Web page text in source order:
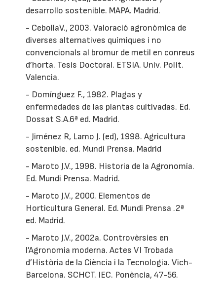
desarrollo sostenible. MAPA. Madrid.
- CebollaV., 2003. Valoració agronòmica de
diverses alternatives químiques i no
convencionals al bromur de metil en conreus
d’horta. Tesis Doctoral. ETSIA. Univ. Polit.
Valencia.
- Domínguez F., 1982. Plagas y
enfermedades de las plantas cultivadas. Ed.
Dossat S.A.6ª ed. Madrid.
- Jiménez R, Lamo J. (ed), 1998. Agricultura
sostenible. ed. Mundi Prensa. Madrid
- Maroto J.V., 1998. Historia de la Agronomía.
Ed. Mundi Prensa. Madrid.
- Maroto J.V., 2000. Elementos de
Horticultura General. Ed. Mundi Prensa .2ª
ed. Madrid.
- Maroto J.V., 2002a. Controvèrsies en
l’Agronomia moderna. Actes VI Trobada
d’Història de la Ciència i la Tecnologia. Vich-
Barcelona. SCHCT. IEC. Ponència, 47-56.